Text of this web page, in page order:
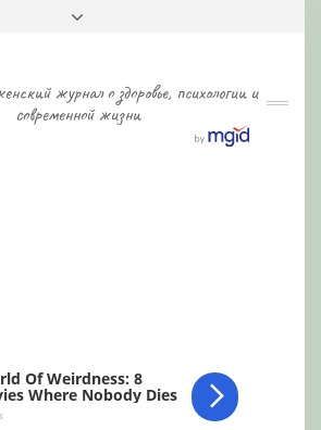
журнал о здоровье, психологии и
современной жизни